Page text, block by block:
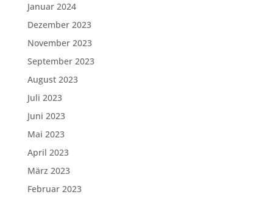
Januar 2024
Dezember 2023
November 2023
September 2023
August 2023
Juli 2023
Juni 2023
Mai 2023
April 2023
März 2023
Februar 2023